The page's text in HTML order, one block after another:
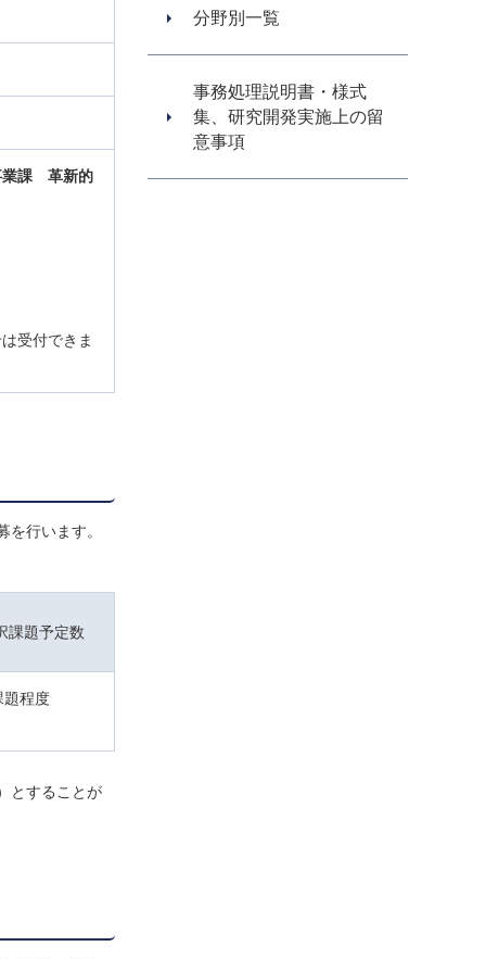
課
革新的
受付できま
行います。
課題予定数
題程度
とすることが
分野別一覧
事務処理説明書・様式
集、研究開発実施上の留
意事項